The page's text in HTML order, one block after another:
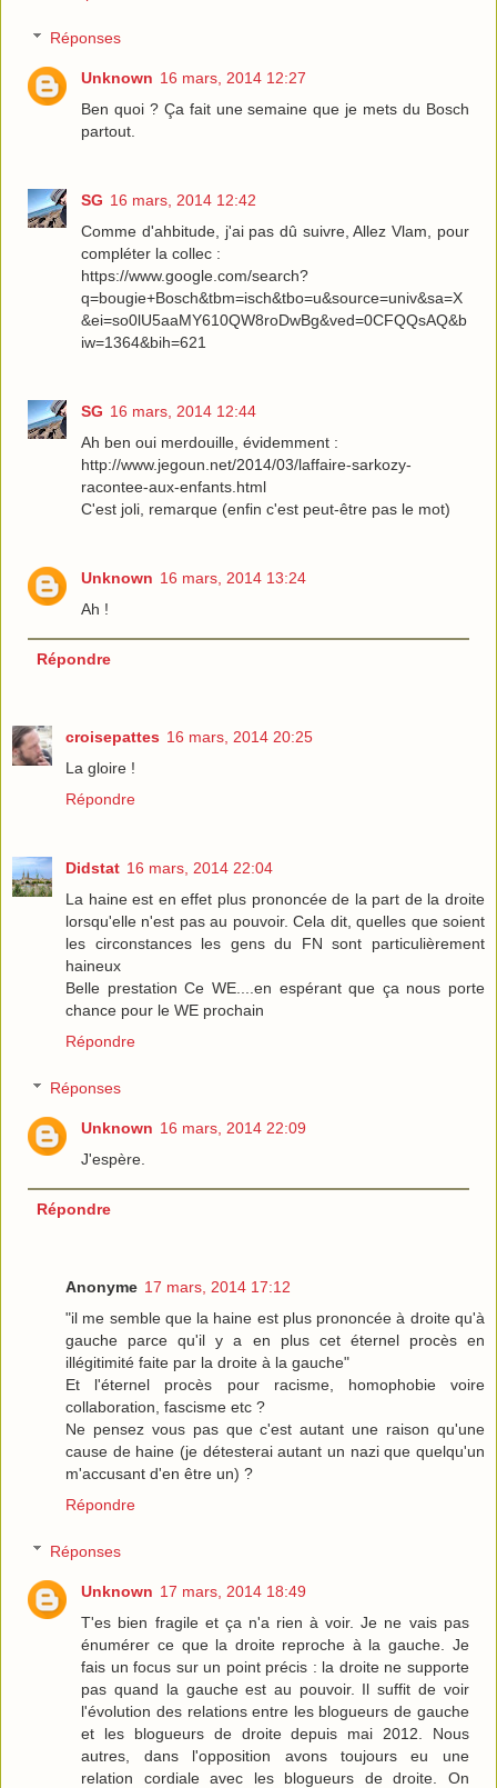
Réponses
Unknown 16 mars, 2014 12:27
Ben quoi ? Ça fait une semaine que je mets du Bosch
partout.
SG 16 mars, 2014 12:42
Comme d'ahbitude, j'ai pas dû suivre, Allez Vlam, pour
compléter la collec :
https://www.google.com/search?
q=bougie+Bosch&tbm=isch&tbo=u&source=univ&sa=X
&ei=so0lU5aaMY610QW8roDwBg&ved=0CFQQsAQ&b
iw=1364&bih=621
SG 16 mars, 2014 12:44
Ah ben oui merdouille, évidemment :
http://www.jegoun.net/2014/03/laffaire-sarkozy-
racontee-aux-enfants.html
C'est joli, remarque (enfin c'est peut-être pas le mot)
Unknown 16 mars, 2014 13:24
Ah !
Répondre
croisepattes 16 mars, 2014 20:25
La gloire !
Répondre
Didstat 16 mars, 2014 22:04
La haine est en effet plus prononcée de la part de la droite
lorsqu'elle n'est pas au pouvoir. Cela dit, quelles que soient
les circonstances les gens du FN sont particulièrement
haineux
Belle prestation Ce WE....en espérant que ça nous porte
chance pour le WE prochain
Répondre
Réponses
Unknown 16 mars, 2014 22:09
J'espère.
Répondre
Anonyme 17 mars, 2014 17:12
"il me semble que la haine est plus prononcée à droite qu'à
gauche parce qu'il y a en plus cet éternel procès en
illégitimité faite par la droite à la gauche"
Et l'éternel procès pour racisme, homophobie voire
collaboration, fascisme etc ?
Ne pensez vous pas que c'est autant une raison qu'une
cause de haine (je détesterai autant un nazi que quelqu'un
m'accusant d'en être un) ?
Répondre
Réponses
Unknown 17 mars, 2014 18:49
T'es bien fragile et ça n'a rien à voir. Je ne vais pas
énumérer ce que la droite reproche à la gauche. Je
fais un focus sur un point précis : la droite ne supporte
pas quand la gauche est au pouvoir. Il suffit de voir
l'évolution des relations entre les blogueurs de gauche
et les blogueurs de droite depuis mai 2012. Nous
autres, dans l'opposition avons toujours eu une
relation cordiale avec les blogueurs de droite. On